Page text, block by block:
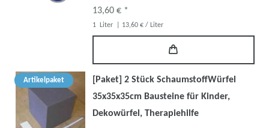
13,60 € *
1 Liter | 13,60 € / Liter
Artikelpaket
[Paket] 2 Stück SchaumstoffWürfel
35x35x35cm Bausteine für Kinder,
Dekowürfel, Therapiehilfe